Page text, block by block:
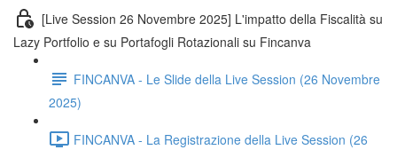
[Live Session 26 Novembre 2025] L'impatto della Fiscalità su
Lazy Portfolio e su Portafogli Rotazionali su Fincanva
FINCANVA - Le Slide della Live Session (26 Novembre
2025)
FINCANVA - La Registrazione della Live Session (26